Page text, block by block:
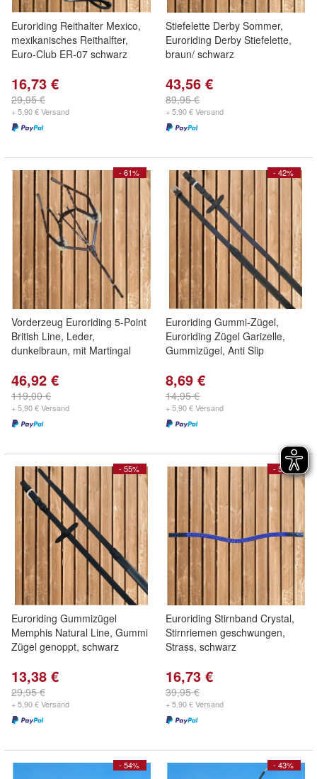
Euroriding Reithalter Mexico,
mexikanisches Reithalfter,
Euro-Club ER-07 schwarz
16,73 €
29,95 €
+ 5,90 € Versand
Stiefelette Derby Sommer,
Euroriding Derby Stiefelette,
braun/ schwarz
43,56 €
89,95 €
+ 5,90 € Versand
- 61%
Vorderzeug Euroriding 5-Point
British Line, Leder,
dunkelbraun, mit Martingal
46,92 €
119,00 €
+ 5,90 € Versand
- 42%
Euroriding Gummi-Zügel,
Euroriding Zügel Garizelle,
Gummizügel, Anti Slip
8,69 €
14,95 €
+ 5,90 € Versand
- 55%
Euroriding Gummizügel
Memphis Natural Line, Gummi
Zügel genoppt, schwarz
13,38 €
29,95 €
+ 5,90 € Versand
- 58%
Euroriding Stirnband Crystal,
Stirnriemen geschwungen,
Strass, schwarz
16,73 €
39,95 €
+ 5,90 € Versand
- 54% - 43%